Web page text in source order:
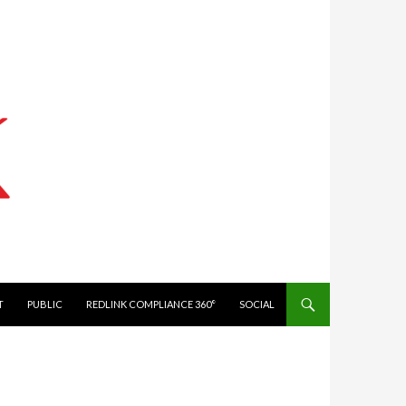
PUBLIC REDLINK COMPLIANCE 360° SOCIAL